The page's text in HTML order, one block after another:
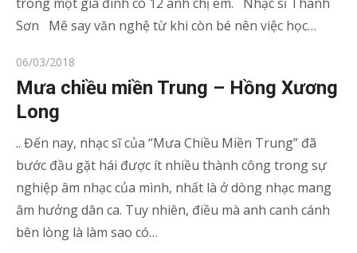
Sơn Mê say văn nghệ từ khi còn bé nên việc học…
Posted
on
06/03/2018
Mưa chiều miền Trung – Hồng Xương
Long
.. Đến nay, nhạc sĩ của “Mưa Chiều Miền Trung” đã
bước đầu gặt hái được ít nhiều thành công trong sự
nghiệp âm nhạc của mình, nhất là ở dòng nhạc mang
âm hưởng dân ca. Tuy nhiên, điều mà anh canh cánh
bên lòng là làm sao có…